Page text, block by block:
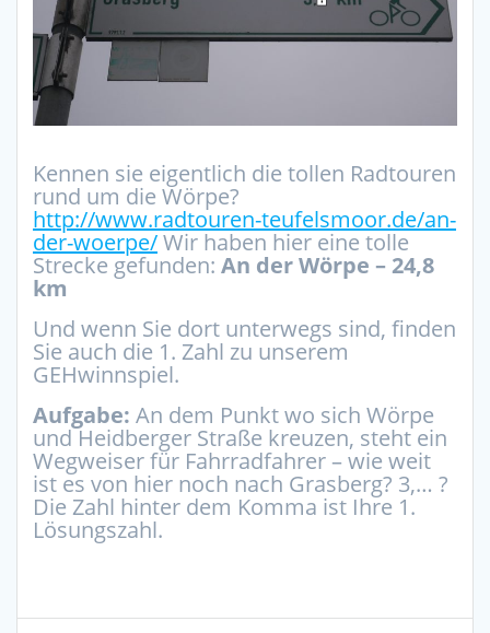
Kennen sie eigentlich die tollen Radtouren
rund um die Wörpe?
http://www.radtouren-teufelsmoor.de/an-
der-woerpe/Wir haben hier eine tolle
Strecke gefunden: An der Wörpe – 24,8
km
Und wenn Sie dort unterwegs sind, finden
Sie auch die 1. Zahl zu unserem
GEHwinnspiel.
Aufgabe: An dem Punkt wo sich Wörpe
und Heidberger Straße kreuzen, steht ein
Wegweiser für Fahrradfahrer – wie weit
ist es von hier noch nach Grasberg? 3,… ?
Die Zahl hinter dem Komma ist Ihre 1.
Lösungszahl.